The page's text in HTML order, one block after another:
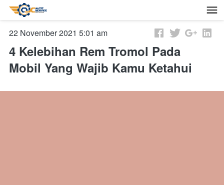
22 November 2021 5:01 am
4 Kelebihan Rem Tromol Pada
Mobil Yang Wajib Kamu Ketahui